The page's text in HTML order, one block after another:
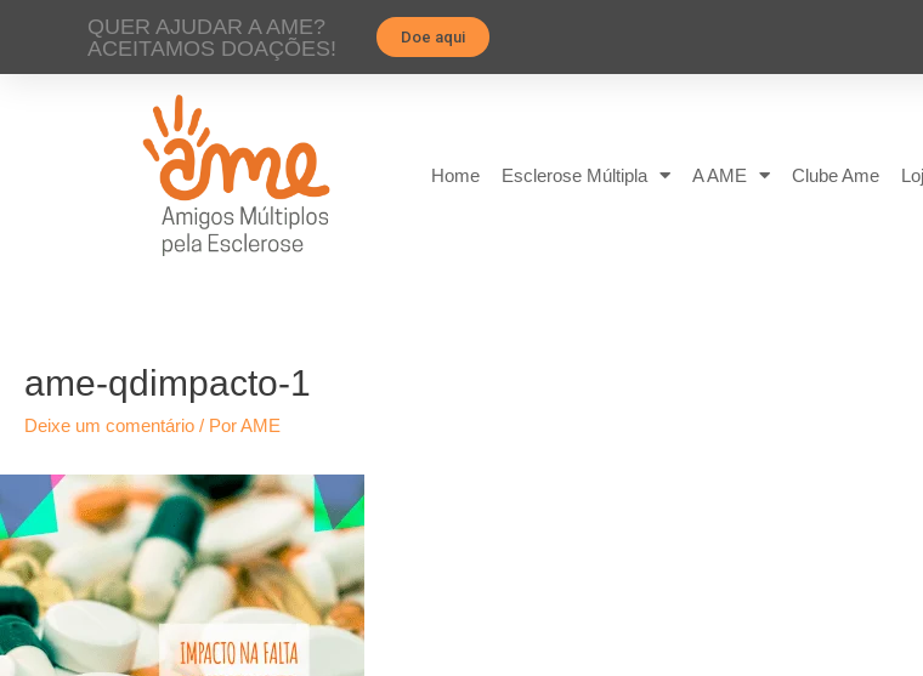
QUER AJUDAR A AME?
ACEITAMOS DOAÇÕES!
Doe aqui
Home Esclerose Múltipla A AME Clube Ame
ame-qdimpacto-1
Deixe um comentário / PorAME